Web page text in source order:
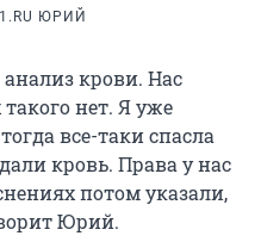
ЮРИЙ
крови. Нас
нет. Я уже
все-таки спасла
кровь. Права у нас
потом указали,
Юрий.